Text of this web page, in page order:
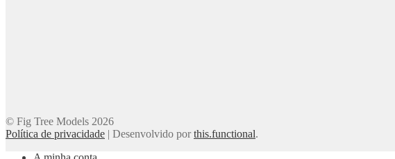
© Fig Tree Models 2026
Política de privacidade | Desenvolvido porthis.functional.